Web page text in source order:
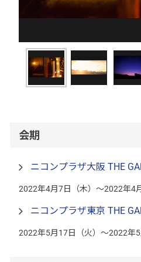
会期
ニコンプラザ大阪 THE
2022年4月7日（木）～2022年
ニコンプラザ東京 THE
2022年5月17日（火）～2022